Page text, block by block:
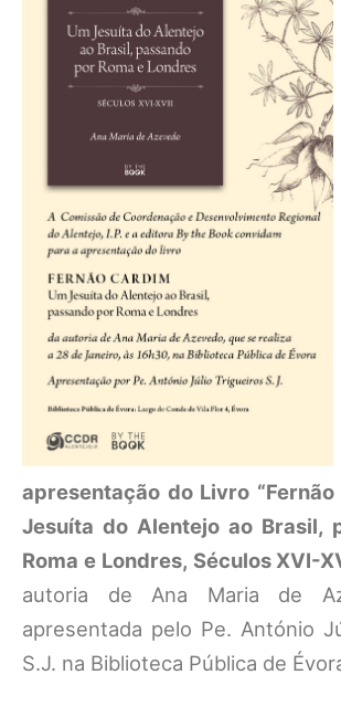
apresentação do Livro “Fernão
Jesuíta do Alentejo ao Brasil,
Roma e Londres, Séculos XVI-
autoria de Ana Maria de
apresentada pelo Pe. António
S.J. na Biblioteca Pública de